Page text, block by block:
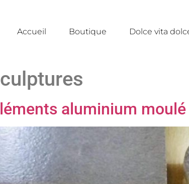
Accueil Boutique Dolce vita
aluminium